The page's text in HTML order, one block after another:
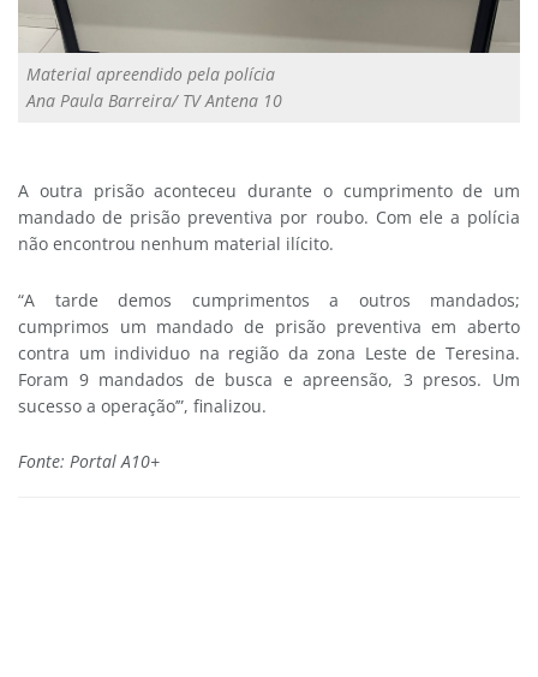
Material apreendido pela polícia
Ana Paula Barreira/ TV Antena 10
A outra prisão aconteceu durante o cumprimento de um
mandado de prisão preventiva por roubo. Com ele a polícia
não encontrou nenhum material ilícito.
“A tarde demos cumprimentos a outros mandados;
cumprimos um mandado de prisão preventiva em aberto
contra um individuo na região da zona Leste de Teresina.
Foram 9 mandados de busca e apreensão, 3 presos. Um
sucesso a operação’”, finalizou.
Fonte: Portal A10+